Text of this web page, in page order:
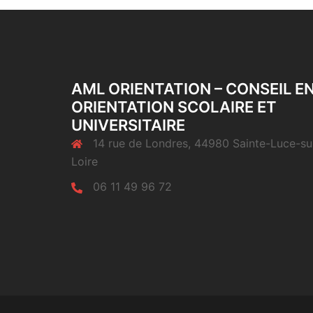
AML ORIENTATION – CONSEIL
ORIENTATION SCOLAIRE ET
UNIVERSITAIRE
14 rue de Londres, 44980 Sainte-Luce-
Loire
06 11 49 96 72